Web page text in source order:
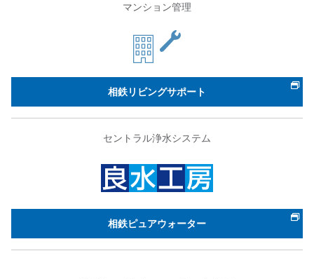
マンション管理
相鉄リビングサポート
セントラル浄水システム
相鉄ピュアウォーター